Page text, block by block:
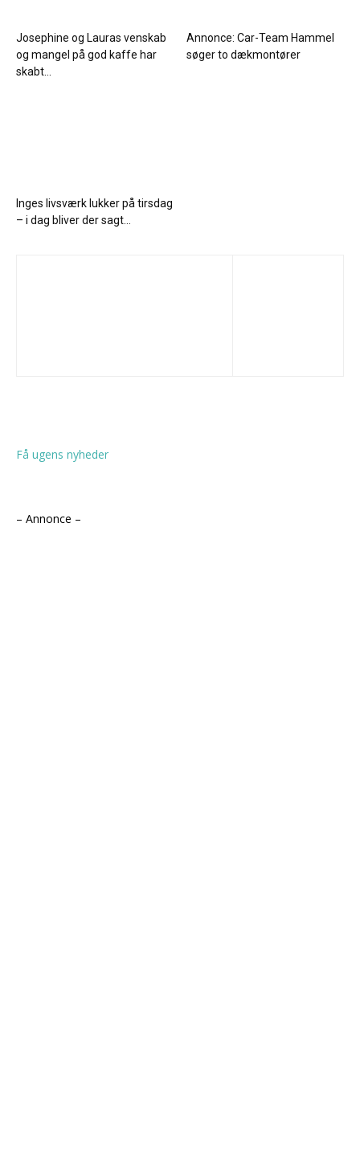
Josephine og Lauras venskab
og mangel på god kaffe har
skabt...
Annonce: Car-Team Hammel
søger to dækmontører
Inges livsværk lukker på tirsdag
– i dag bliver der sagt...
Få ugens nyheder
– Annonce –